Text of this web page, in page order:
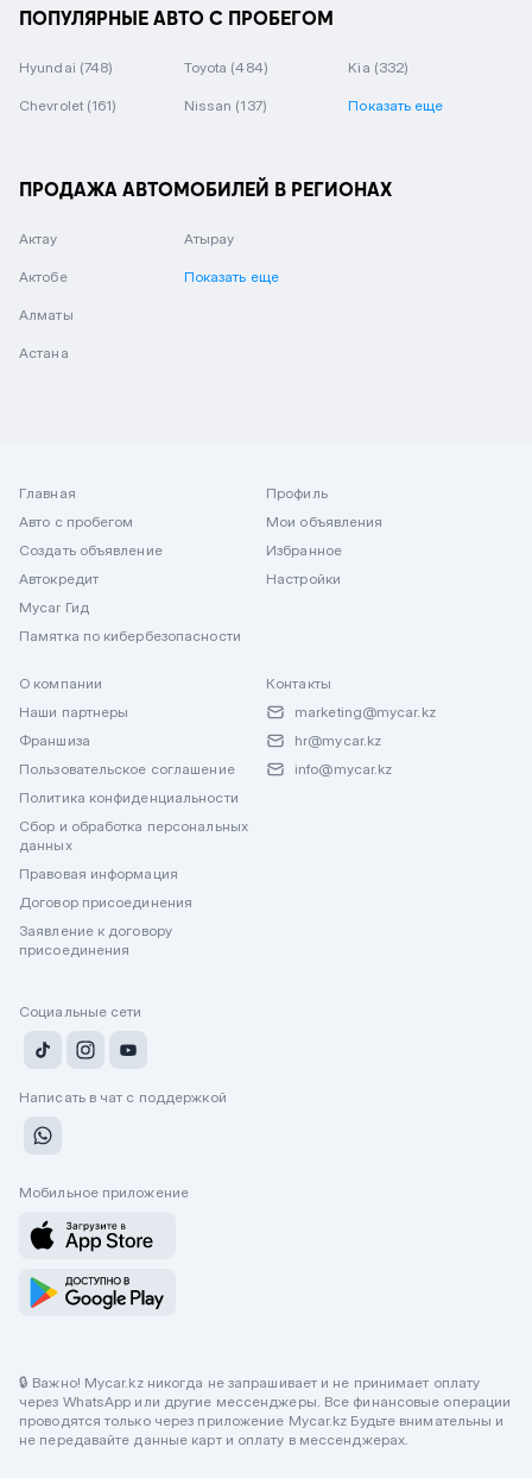
ПОПУЛЯРНЫЕ АВТО С ПРОБЕГОМ
Hyundai (748) Toyota (484) Kia (332)
Chevrolet (161) Nissan (137) Показать еще
ПРОДАЖА АВТОМОБИЛЕЙ В РЕГИОНАХ
Актау
Актобе
Алматы
Астана
Атырау
Показать еще
Главная
Авто с пробегом
Создать объявление
Автокредит
Mycar Гид
Памятка по кибербезопасности
Профиль
Мои объявления
Избранное
Настройки
О компании
Наши партнеры
Франшиза
Пользовательское соглашение
Политика конфиденциальности
Сбор и обработка персональных
данных
Правовая информация
Договор присоединения
Заявление к договору
присоединения
Контакты
marketing@mycar.kz
hr@mycar.kz
info@mycar.kz
Социальные сети
Написать в чат с поддержкой
Мобильное приложение
🔒 Важно! Mycar.kz никогда не запрашивает и не принимает оплату
через WhatsApp или другие мессенджеры. Все финансовые операции
проводятся только через приложение Mycar.kz Будьте внимательны и
не передавайте данные карт и оплату в мессенджерах.